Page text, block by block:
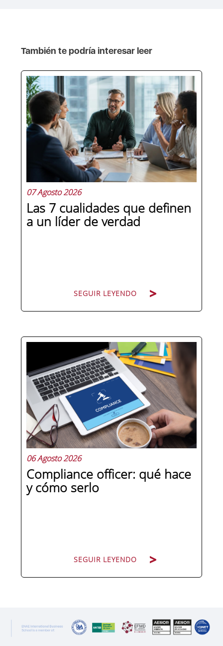
También te podría interesar leer
07 Agosto 2026
Las 7 cualidades que definen
a un líder de verdad
SEGUIR LEYENDO
Hay personas que ocupan puestos de
dirección y hay personas que lideran.
La diferencia no está en el cargo ni en
la antigüedad, sino en un conjunto de
competencias que se pueden
aprender, practicar y medir. Si te
preguntas qué separa a un directivo...
06 Agosto 2026
Compliance officer: qué hace
y cómo serlo
SEGUIR LEYENDO
en la estructura corporativa española
en la última década como el